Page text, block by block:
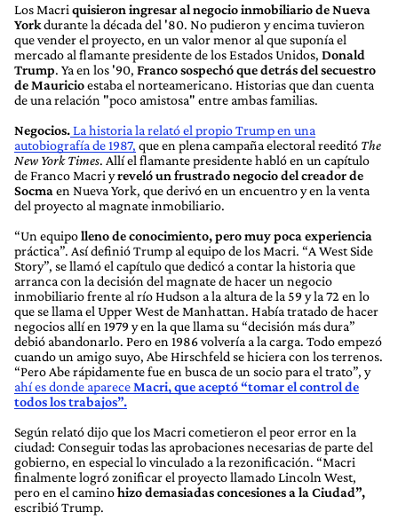
Los Macri quisieron ingresar al negocio inmobiliario de Nueva
Yorkdurante la década del '80. No pudieron y encima tuvieron
que vender el proyecto, en un valor menor al que suponía el
mercado al flamante presidente de los Estados Unidos, Donald
Trump. Ya en los '90, Franco sospechó que detrás del secuestro
de Mauricioestaba el norteamericano. Historias que dan cuenta
de una relación "poco amistosa" entre ambas familias.
Negocios.La historia la relató el propio Trump en una
autobiografía de 1987, que en plena campaña electoral reeditó The
New York Times. Allí el flamante presidente habló en un capítulo
de Franco Macri yreveló un frustrado negocio del creador de
Socma en Nueva York, que derivó en un encuentro y en la venta
del proyecto al magnate inmobiliario.
“Un equipolleno de conocimiento, pero muy poca experiencia
práctica”. Así definió Trump al equipo de los Macri. “A West Side
Story”, se llamó el capítulo que dedicó a contar la historia que
arranca con la decisión del magnate de hacer un negocio
inmobiliario frente al río Hudson a la altura de la 59 y la 72 en lo
que se llama el Upper West de Manhattan. Había tratado de hacer
negocios allí en 1979 y en la que llama su “decisión más dura”
debió abandonarlo. Pero en 1986 volvería a la carga. Todo empezó
cuando un amigo suyo, Abe Hirschfeld se hiciera con los terrenos.
“Pero Abe rápidamente fue en busca de un socio para el trato”, y
ahí es donde apareceMacri, que aceptó “tomar el control de
todos los trabajos”.
Según relató dijo que los Macri cometieron el peor error en la
ciudad: Conseguir todas las aprobaciones necesarias de parte del
gobierno, en especial lo vinculado a la rezonificación. “Macri
finalmente logró zonificar el proyecto llamado Lincoln West,
pero en el caminohizo demasiadas concesiones a la Ciudad”,
escribió Trump.